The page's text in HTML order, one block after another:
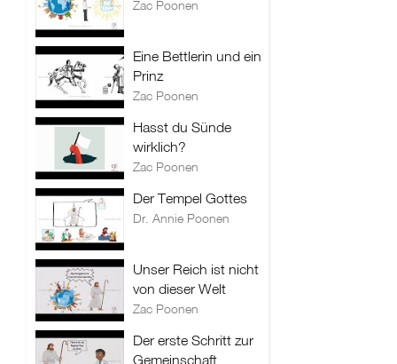
Zac Poonen
Eine Bettlerin und ein
Prinz
Zac Poonen
Hasst du Sünde
wirklich?
Zac Poonen
Der Tempel Gottes
Dr. Annie Poonen
Unser Reich ist nicht
von dieser Welt
Zac Poonen
Der erste Schritt zur
Gemeinschaft